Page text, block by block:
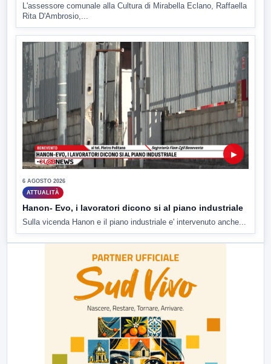
L'assessore comunale alla Cultura di Mirabella Eclano, Raffaella
Rita D'Ambrosio,...
▶
6 AGOSTO 2026
ATTUALITÀ
Hanon- Evo, i lavoratori dicono si al piano industriale
Sulla vicenda Hanon e il piano industriale e' intervenuto anche...